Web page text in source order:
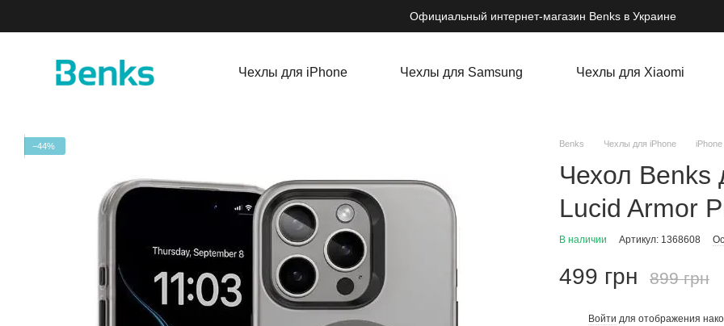
Официальный интернет-магазин Benks в Украине
Чехлы для iPhone Чехлы для Samsung Чехлы для Xiaomi
−44% Benks Чехлы для iPhone
Чехол Benks
Lucid Armor
В наличии Артикул: 1368608
499 грн 899 грн
Войти для отображения